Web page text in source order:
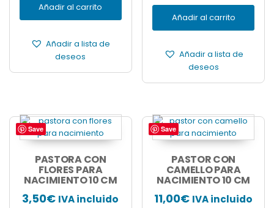
Añadir al carrito
Añadir a lista de
deseos
Añadir al carrito
Añadir a lista de
deseos
Save
PASTORA CON
FLORES PARA
NACIMIENTO 10 CM
3,50€ IVA incluido
Save
PASTOR CON
CAMELLO PARA
NACIMIENTO 10 CM
11,00€ IVA incluido